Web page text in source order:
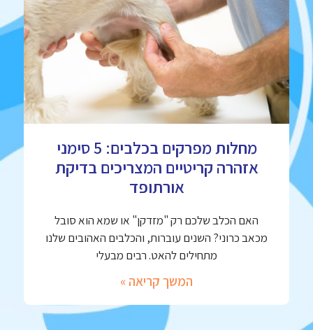
מחלות מפרקים בכלבים: 5 סימני
אזהרה קריטיים המצריכים בדיקת
אורתופד
האם הכלב שלכם רק "מזדקן" או שמא הוא סובל
מכאב כרוני? השנים עוברות, והכלבים האהובים שלנו
מתחילים להאט. רבים מבעלי
המשך קריאה »